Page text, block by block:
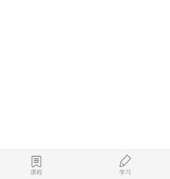
课程 学习